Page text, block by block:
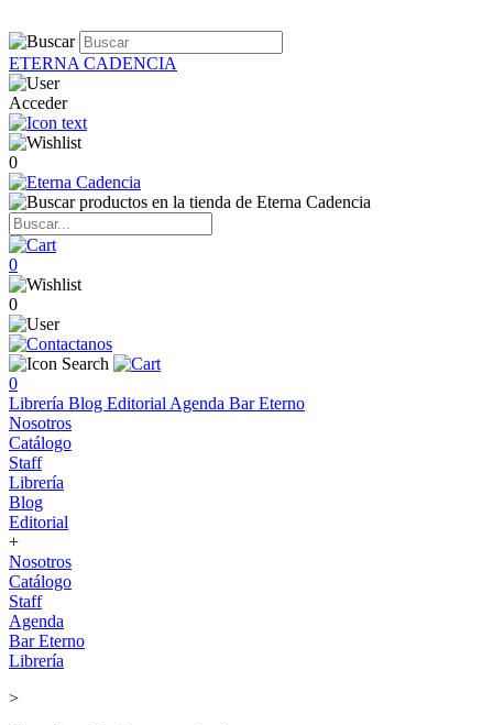
ETERNA CADENCIA
Acceder
0
0
0
0
Librería Blog Editorial Agenda Bar Eterno
Nosotros
Catálogo
Staff
Librería
Blog
Editorial
+
Nosotros
Catálogo
Staff
Agenda
Bar Eterno
Librería
>